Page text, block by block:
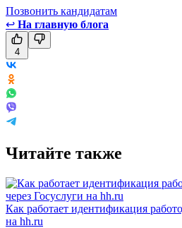
Позвонить кандидатам
↩ На главную блога
4
Читайте также
Как работает идентификация
на hh.ru